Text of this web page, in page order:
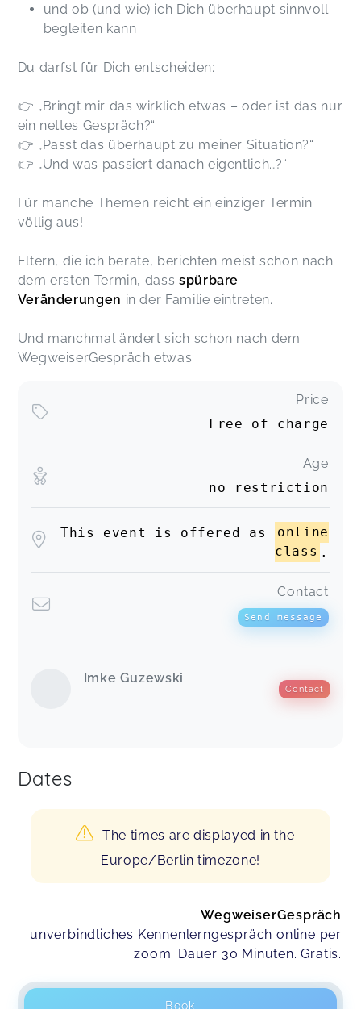
und ob (und wie) ich Dich überhaupt sinnvoll
begleiten kann
Du darfst für Dich entscheiden:
👉 „Bringt mir das wirklich etwas – oder ist das nur
ein nettes Gespräch?“
👉 „Passt das überhaupt zu meiner Situation?“
👉 „Und was passiert danach eigentlich…?“
Für manche Themen reicht ein einziger Termin
völlig aus!
Eltern, die ich berate, berichten meist schon nach
dem ersten Termin, dass spürbare
Veränderungen in der Familie eintreten.
Und manchmal ändert sich schon nach dem
WegweiserGespräch etwas.
Price
Free of charge
Age
no restriction
This event is offered as
online
class .
Contact
Send message
Imke Guzewski
Contact
Dates
The times are displayed in the
Europe/Berlin timezone!
WegweiserGespräch
unverbindliches Kennenlerngespräch online per
zoom. Dauer 30 Minuten. Gratis.
Book